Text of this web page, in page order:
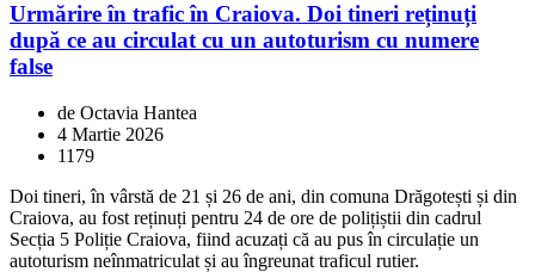
Urmărire în trafic în Craiova. Doi tineri reținuți
după ce au circulat cu un autoturism cu numere
false
de Octavia Hantea
4 Martie 2026
1179
Doi tineri, în vârstă de 21 și 26 de ani, din comuna Drăgotești și din
Craiova, au fost reținuți pentru 24 de ore de polițiștii din cadrul
Secția 5 Poliție Craiova, fiind acuzați că au pus în circulație un
autoturism neînmatriculat și au îngreunat traficul rutier.